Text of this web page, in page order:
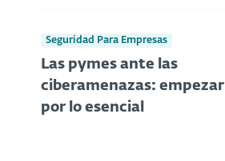
Seguridad Para Empresas
Las pymes ante las
ciberamenazas: empezar
por lo esencial